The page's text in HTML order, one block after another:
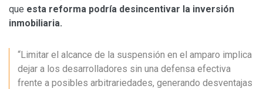
que esta reforma podría desincentivar la inversión
inmobiliaria.
“Limitar el alcance de la suspensión en el amparo implica
dejar a los desarrolladores sin una defensa efectiva
frente a posibles arbitrariedades, generando desventajas